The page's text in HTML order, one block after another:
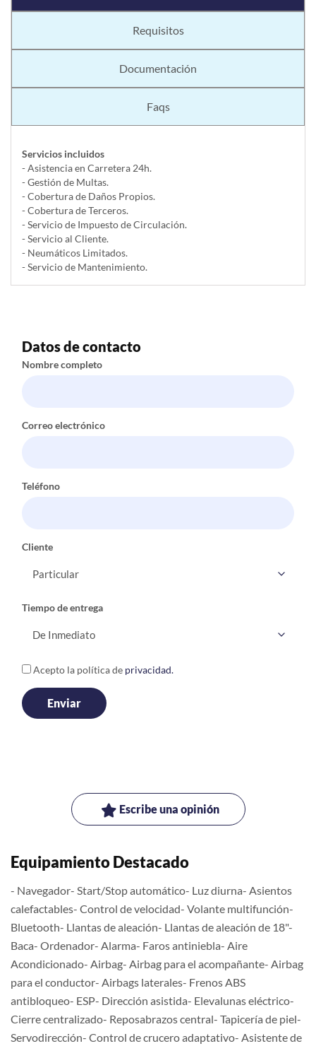
Requisitos
Documentación
Faqs
Servicios incluidos
- Asistencia en Carretera 24h.
- Gestión de Multas.
- Cobertura de Daños Propios.
- Cobertura de Terceros.
- Servicio de Impuesto de Circulación.
- Servicio al Cliente.
- Neumáticos Limitados.
- Servicio de Mantenimiento.
Datos de contacto
Nombre completo
Correo electrónico
Teléfono
Cliente
Tiempo de entrega
Acepto la política de privacidad.
Escribe una opinión
Equipamiento Destacado
- Navegador- Start/Stop automático- Luz diurna- Asientos
calefactables- Control de velocidad- Volante multifunción-
Bluetooth- Llantas de aleación- Llantas de aleación de 18"-
Baca- Ordenador- Alarma- Faros antiniebla- Aire
Acondicionado- Airbag- Airbag para el acompañante- Airbag
para el conductor- Airbags laterales- Frenos ABS
antibloqueo- ESP- Dirección asistida- Elevalunas eléctrico-
Cierre centralizado- Reposabrazos central- Tapicería de piel-
Servodirección- Control de crucero adaptativo- Asistente de